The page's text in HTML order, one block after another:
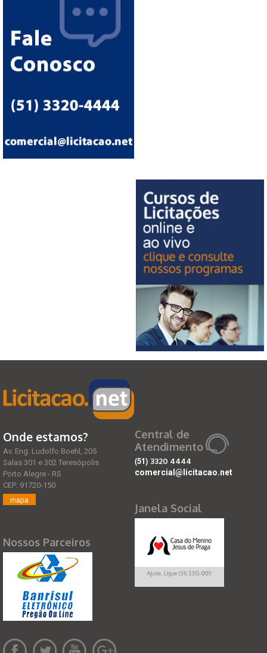
Onde estamos?
Av. Eng. Ludolfo Boehl, 205
Salas 301 e 302 Teresópolis
Porto Alegre - RS
CEP: 91720-150
mapa
Nossos Parceiros
Central de
Atendimento
(51) 3320 4444
comercial@licitacao.net
Janela Social